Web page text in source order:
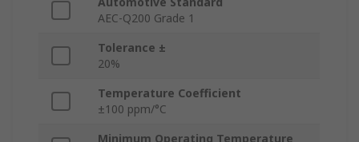
AEC-Q200 Grade 1
Tolerance ±
20%
Temperature Coefficient
±100 ppm/°C
Minimum Operating Temperature